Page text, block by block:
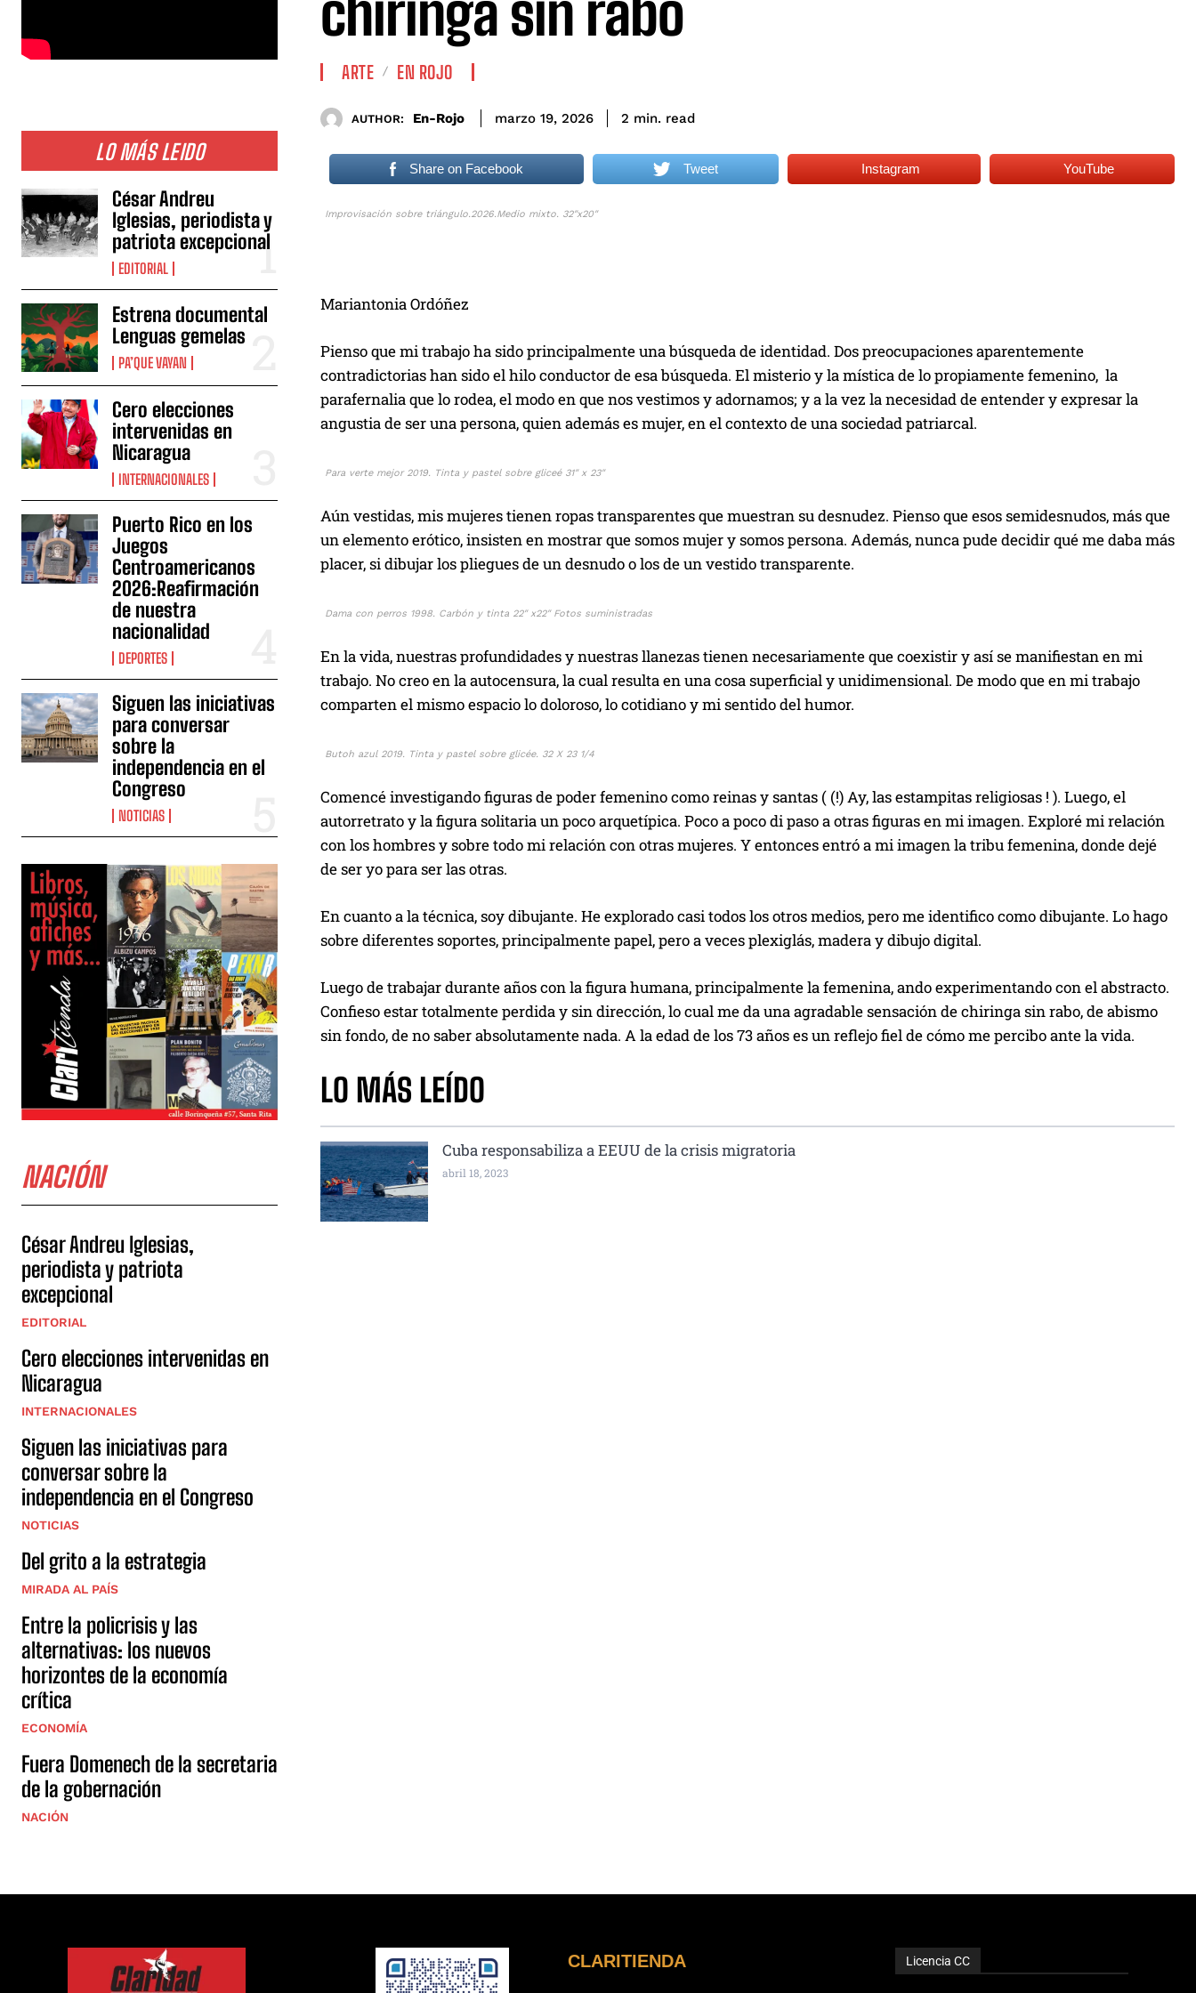
LO MÁS LEIDO
César Andreu
Iglesias, periodista y
patriota excepcional
EDITORIAL
Estrena documental
Lenguas gemelas
PA’QUE VAYAN
Cero elecciones
intervenidas en
Nicaragua
INTERNACIONALES
Puerto Rico en los
Juegos
Centroamericanos
2026:Reafirmación
de nuestra
nacionalidad
DEPORTES
Siguen las iniciativas
para conversar
sobre la
independencia en el
Congreso
NOTICIAS
NACIÓN
César Andreu Iglesias,
periodista y patriota
excepcional
EDITORIAL
Cero elecciones intervenidas en
Nicaragua
INTERNACIONALES
Siguen las iniciativas para
conversar sobre la
independencia en el Congreso
NOTICIAS
Del grito a la estrategia
MIRADA AL PAÍS
Entre la policrisis y las
alternativas: los nuevos
horizontes de la economía
crítica
ECONOMÍA
Fuera Domenech de la secretaria
de la gobernación
NACIÓN
ARTE EN ROJO
AUTHOR: En-Rojo marzo 19, 2026 2 min. read
Share on Facebook Tweet Instagram YouTube
Improvisación sobre triángulo.2026.Medio mixto. 32″x20″
Mariantonia Ordóñez
Pienso que mi trabajo ha sido principalmente una búsqueda de identidad. Dos preocupaciones aparentemente
contradictorias han sido el hilo conductor de esa búsqueda. El misterio y la mística de lo propiamente femenino, la
parafernalia que lo rodea, el modo en que nos vestimos y adornamos; y a la vez la necesidad de entender y expresar la
angustia de ser una persona, quien además es mujer, en el contexto de una sociedad patriarcal.
Para verte mejor 2019. Tinta y pastel sobre gliceé 31″ x 23″
Aún vestidas, mis mujeres tienen ropas transparentes que muestran su desnudez. Pienso que esos semidesnudos, más que
un elemento erótico, insisten en mostrar que somos mujer y somos persona. Además, nunca pude decidir qué me daba más
placer, si dibujar los pliegues de un desnudo o los de un vestido transparente.
Dama con perros 1998. Carbón y tinta 22″ x22″ Fotos suministradas
En la vida, nuestras profundidades y nuestras llanezas tienen necesariamente que coexistir y así se manifiestan en mi
trabajo. No creo en la autocensura, la cual resulta en una cosa superficial y unidimensional. De modo que en mi trabajo
comparten el mismo espacio lo doloroso, lo cotidiano y mi sentido del humor.
Butoh azul 2019. Tinta y pastel sobre glicée. 32 X 23 1/4
Comencé investigando figuras de poder femenino como reinas y santas ( (!) Ay, las estampitas religiosas ! ). Luego, el
autorretrato y la figura solitaria un poco arquetípica. Poco a poco di paso a otras figuras en mi imagen. Exploré mi relación
con los hombres y sobre todo mi relación con otras mujeres. Y entonces entró a mi imagen la tribu femenina, donde dejé
de ser yo para ser las otras.
En cuanto a la técnica, soy dibujante. He explorado casi todos los otros medios, pero me identifico como dibujante. Lo hago
sobre diferentes soportes, principalmente papel, pero a veces plexiglás, madera y dibujo digital.
Luego de trabajar durante años con la figura humana, principalmente la femenina, ando experimentando con el abstracto.
Confieso estar totalmente perdida y sin dirección, lo cual me da una agradable sensación de chiringa sin rabo, de abismo
sin fondo, de no saber absolutamente nada. A la edad de los 73 años es un reflejo fiel de cómo me percibo ante la vida.
LO MÁS LEÍDO
Cuba responsabiliza a EEUU de la crisis migratoria
abril 18, 2023
CLARITIENDA Licencia CC